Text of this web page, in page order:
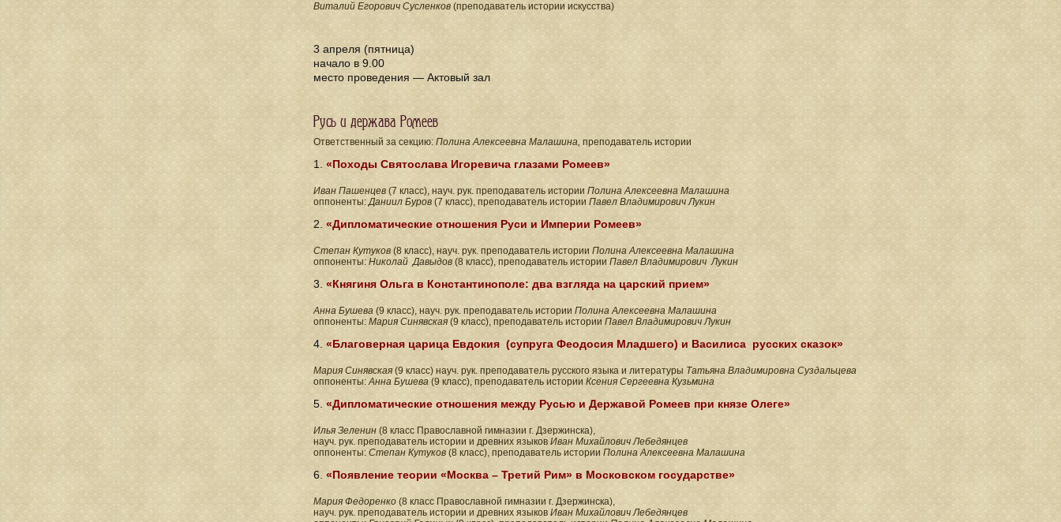
Виталий Егорович Сусленков (преподаватель истории искусства)
3 апреля (пятница)
начало в 9.00
место проведения — Актовый зал
Русь и держава Ромеев
Ответственный за секцию: Полина Алексеевна Малашина, преподаватель истории
1. «Походы Святослава Игоревича глазами Ромеев»
Иван Пашенцев (7 класс), науч. рук. преподаватель истории Полина Алексеевна Малашина
оппоненты:Даниил Буров (7 класс), преподаватель истории Павел Владимирович Лукин
2. «Дипломатические отношения Руси и Империи Ромеев»
Степан Кутуков (8 класс), науч. рук. преподаватель истории Полина Алексеевна Малашина
оппоненты: Николай Давыдов (8 класс), преподаватель истории Павел Владимирович Лукин
3. «Княгиня Ольга в Константинополе: два взгляда на царский прием»
Анна Бушева (9 класс), науч. рук. преподаватель истории Полина Алексеевна Малашина
оппоненты: Мария Синявская (9 класс), преподаватель истории Павел Владимирович Лукин
4. «Благоверная царица Евдокия (супруга Феодосия Младшего) и Василиса русских сказок»
Мария Синявская (9 класс) науч. рук. преподаватель русского языка и литературы Татьяна Владимировна Суздальцева
оппоненты:Анна Бушева (9 класс), преподаватель истории Ксения Сергеевна Кузьмина
5. «Дипломатические отношения между Русью и Державой Ромеев при князе Олеге»
Илья Зеленин (8 класс Православной гимназии г. Дзержинска),
науч. рук. преподаватель истории и древних языков Иван Михайлович Лебедянцев
оппоненты: Степан Кутуков (8 класс), преподаватель истории Полина Алексеевна Малашина
6. «Появление теории «Москва – Третий Рим» в Московском государстве»
Мария Федоренко (8 класс Православной гимназии г. Дзержинска),
науч. рук. преподаватель истории и древних языков Иван Михайлович Лебедянцев